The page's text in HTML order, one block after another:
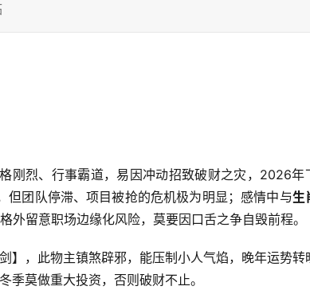
刚烈、行事霸道，易因冲动招致破财之灾，2026年
但团队停滞、项目被抢的危机极为明显；感情中与生
留意职场边缘化风险，莫要因口舌之争自毁前程。
，此物主镇煞辟邪，能压制小人气焰，晚年运势转
季莫做重大投资，否则破财不止。